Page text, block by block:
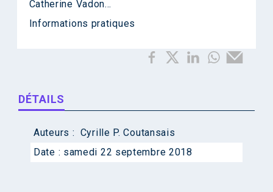
Catherine Vadon…
Informations pratiques
DÉTAILS
Auteurs : Cyrille P. Coutansais
Date : samedi 22 septembre 2018